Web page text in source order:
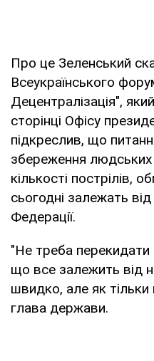
Про це Зеленський
Всеукраїнського
Децентралізація",
сторінці Офісу
підкреслив, що
збереження
кількості пострілів,
сьогодні залежать
Федерації.
"Не треба перекидати
що все залежить від
швидко, але як
глава держави.